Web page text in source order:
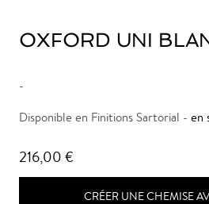
OXFORD UNI
-
Disponible en Finitions Sartorial - en
216,00 €
CRÉER UNE CHEMISE